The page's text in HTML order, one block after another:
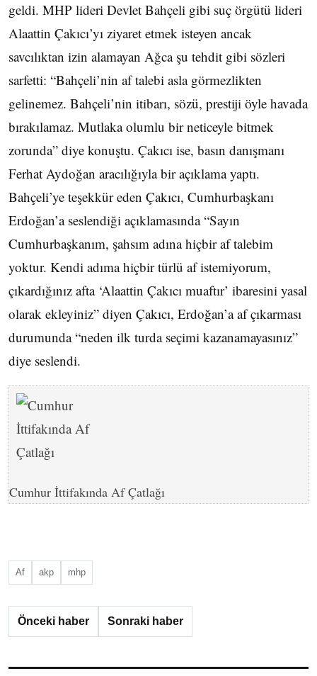
geldi. MHP lideri Devlet Bahçeli gibi suç örgütü lideri
Alaattin Çakıcı’yı ziyaret etmek isteyen ancak
savcılıktan izin alamayan Ağca şu tehdit gibi sözleri
sarfetti: “Bahçeli’nin af talebi asla görmezlikten
gelinemez. Bahçeli’nin itibarı, sözü, prestiji öyle havada
bırakılamaz. Mutlaka olumlu bir neticeyle bitmek
zorunda” diye konuştu. Çakıcı ise, basın danışmanı
Ferhat Aydoğan aracılığıyla bir açıklama yaptı.
Bahçeli’ye teşekkür eden Çakıcı, Cumhurbaşkanı
Erdoğan’a seslendiği açıklamasında “Sayın
Cumhurbaşkanım, şahsım adına hiçbir af talebim
yoktur. Kendi adıma hiçbir türlü af istemiyorum,
çıkardığınız afta ‘Alaattin Çakıcı muaftır’ ibaresini yasal
olarak ekleyiniz” diyen Çakıcı, Erdoğan’a af çıkarması
durumunda “neden ilk turda seçimi kazanamayasınız”
diye seslendi.
Cumhur İttifakında Af Çatlağı
Af akp mhp
Önceki haber Sonraki haber